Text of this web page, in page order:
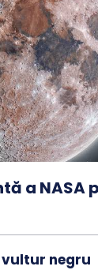
a NASA
negru